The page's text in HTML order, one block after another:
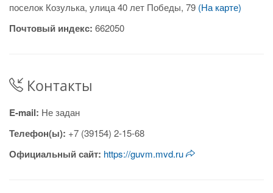
поселок Козулька, улица 40 лет Победы, 79 (На карте)
Почтовый индекс: 662050
Контакты
E-mail: Не задан
Телефон(ы): +7 (39154) 2-15-68
Официальный сайт: https://guvm.mvd.ru